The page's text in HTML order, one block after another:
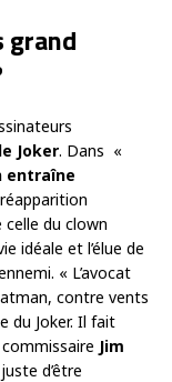
grand
Joker. Dans «
entraîne
celle du clown
idéale et l’élue de
« L’avocat
contre vents
du Joker. Il fait
Jim
d’être